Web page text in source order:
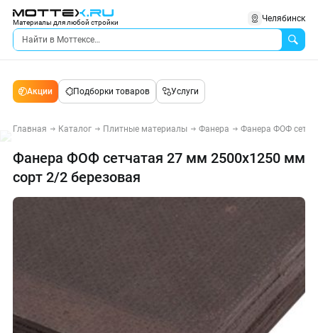
Материалы для любой стройки Челябинск
Акции Подборки товаров Услуги
Главная Каталог Плитные материалы Фанера Фанера ФОФ
Фанера ФОФ сетчатая 27 мм 2500х1250 мм
сорт 2/2 березовая